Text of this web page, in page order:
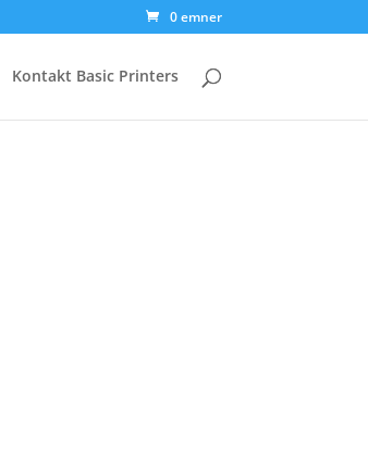
0 emner
Kontakt Basic Printers